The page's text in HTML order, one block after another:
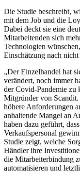
Die Studie beschreibt,
mit dem Job und die
Dabei deckt sie eine
Mitarbeitenden sich
Technologien
Einschätzung nach
„Der Einzelhandel hat
verändert, noch immer
der Covid-Pandemie zu
Mitgründer von Scandit.
höhere Anforderungen
anhaltende Mangel an
haben dazu geführt,
Verkaufspersonal
Studie zeigt, welche
Händler ihre
die Mitarbeiterbindung
automatisieren und